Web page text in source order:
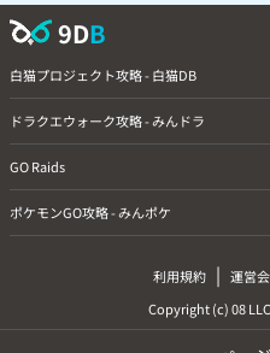
9DB
白猫プロジェクト攻略 - 白猫DB
ドラクエウォーク攻略 - みんドラ
GO Raids
ポケモンGO攻略 - みんポケ
利用規約 | 運営
Copyright (c) 08